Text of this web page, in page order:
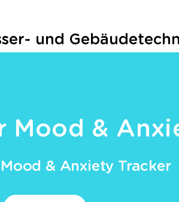
und
Mood &
& Anxiety Tracker